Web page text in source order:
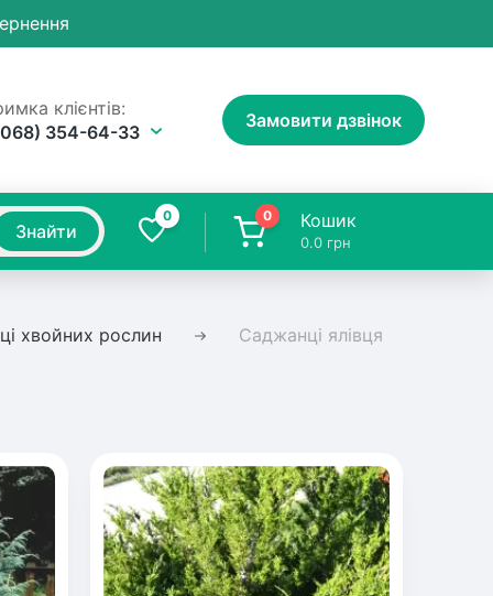
клієнтів:
354-64-33
Замовити дзвінок
Знайти
0 0 Кошик
0.0 грн
хвойних рослин Саджанці ялівця